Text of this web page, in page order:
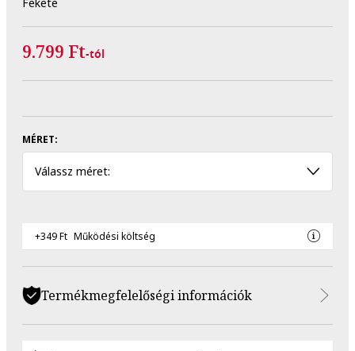
9.799 Ft-tól
MÉRET:
Válassz méret:
+349 Ft Működési költség
Termékmegfelelőségi információk